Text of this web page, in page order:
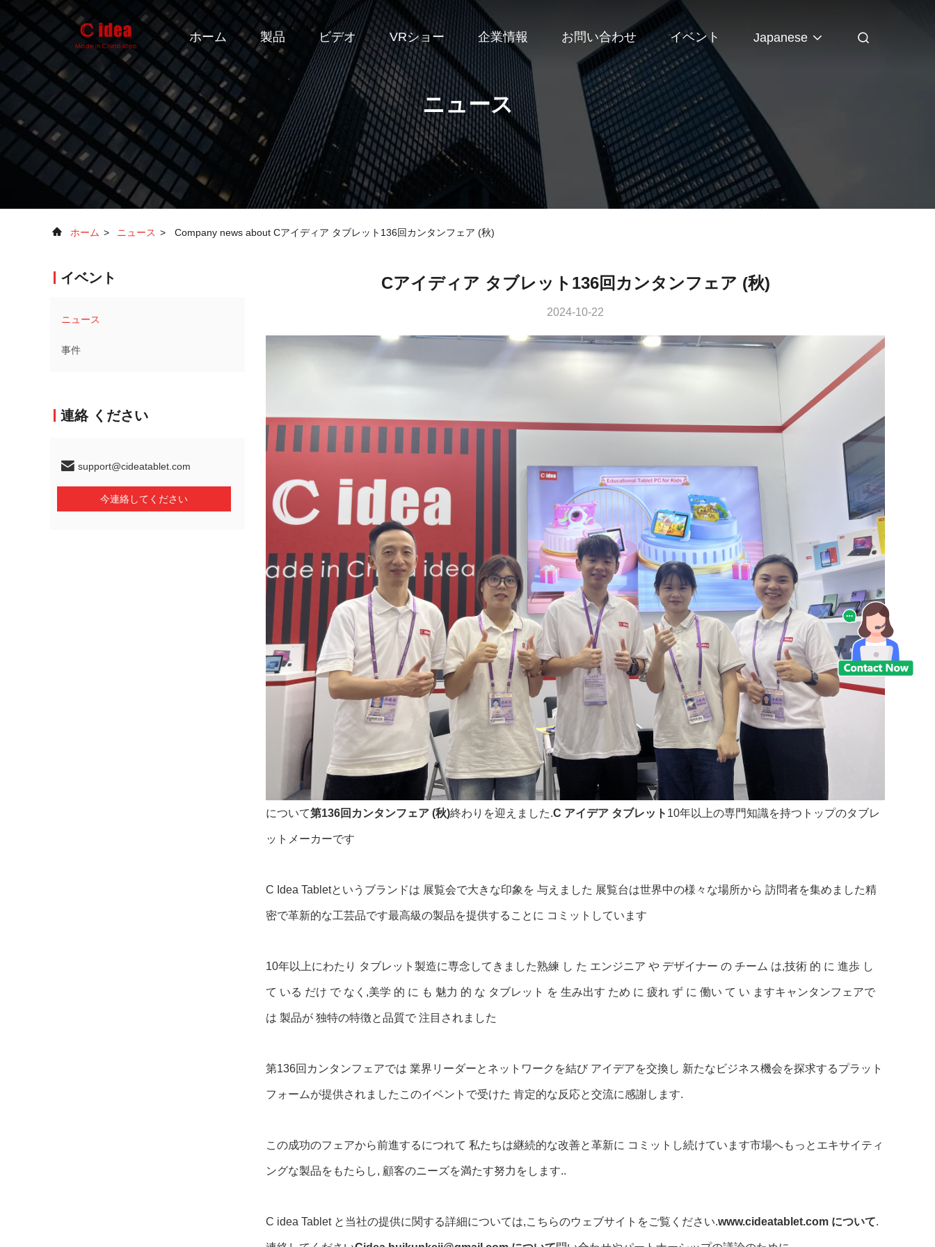
ホーム 製品 ビデオ VRショー 企業情報 お問い合わせ イベント Japanese
ニュース
ホーム > ニュース > Company news about Cアイディア タブレット136回カンタンフェア (秋)
イベント
ニュース
事件
連絡 ください
support@cideatablet.com
今連絡してください
Cアイディア タブレット136回カンタンフェア (秋)
2024-10-22
について第136回カンタンフェア (秋)終わりを迎えました.C アイデア タブレット 10年以上の専門知識を持つトップのタブレ
ットメーカーです
C Idea Tabletというブランドは 展覧会で大きな印象を 与えました 展覧台は世界中の様々な場所から 訪問者を集めました精
密で革新的な工芸品です最高級の製品を提供することに コミットしています
10年以上にわたり タブレット製造に専念してきました熟練 し た エンジニア や デザイナー の チーム は,技術 的 に 進歩 し
て いる だけ で なく,美学 的 に も 魅力 的 な タブレット を 生み出す ため に 疲れ ず に 働い て い ますキャンタンフェアで
は 製品が 独特の特徴と品質で 注目されました
第136回カンタンフェアでは 業界リーダーとネットワークを結び アイデアを交換し 新たなビジネス機会を探求するプラット
フォームが提供されましたこのイベントで受けた 肯定的な反応と交流に感謝します.
この成功のフェアから前進するにつれて 私たちは継続的な改善と革新に コミットし続けています市場へもっとエキサイティ
ングな製品をもたらし, 顧客のニーズを満たす努力をします..
C idea Tablet と当社の提供に関する詳細については,こちらのウェブサイトをご覧ください.www.cideatablet.com について.